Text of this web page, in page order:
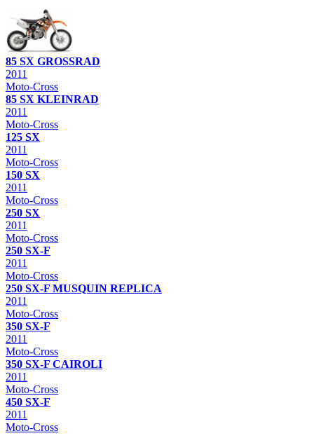
85 SX GROSSRAD
2011
Moto-Cross
85 SX KLEINRAD
2011
Moto-Cross
125 SX
2011
Moto-Cross
150 SX
2011
Moto-Cross
250 SX
2011
Moto-Cross
250 SX-F
2011
Moto-Cross
250 SX-F MUSQUIN REPLICA
2011
Moto-Cross
350 SX-F
2011
Moto-Cross
350 SX-F CAIROLI
2011
Moto-Cross
450 SX-F
2011
Moto-Cross